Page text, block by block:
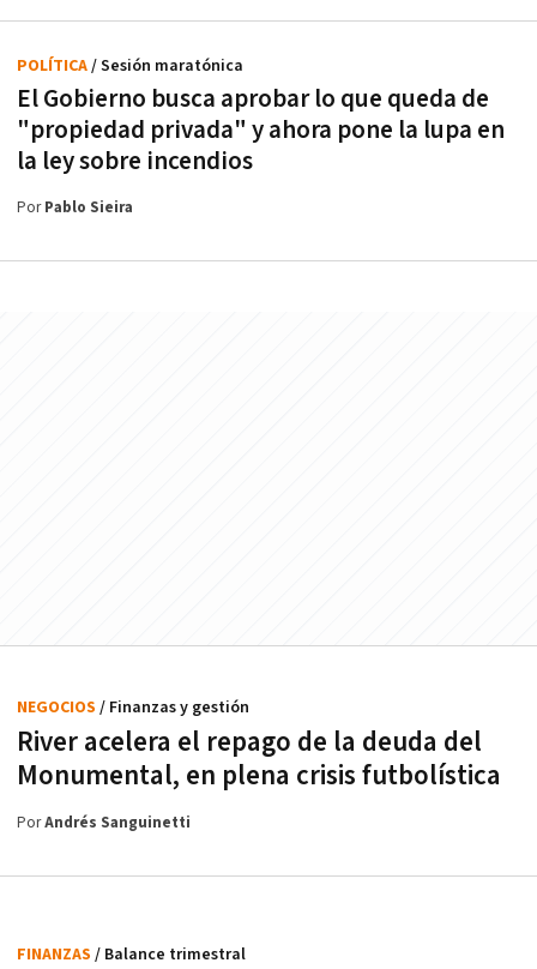
El Gobierno busca aprobar lo que queda de
"propiedad privada" y ahora pone la lupa en
la ley sobre incendios
POLÍTICA/ Sesión maratónica
PorPablo Sieira
River acelera el repago de la deuda del
Monumental, en plena crisis futbolística
NEGOCIOS / Finanzas y gestión
PorAndrés Sanguinetti
FINANZAS / Balance trimestral